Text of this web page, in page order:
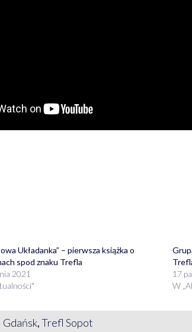
Układanka” – pierwsza książka o
spod znaku Trefla
2021
17
W
,Trefl Sopot